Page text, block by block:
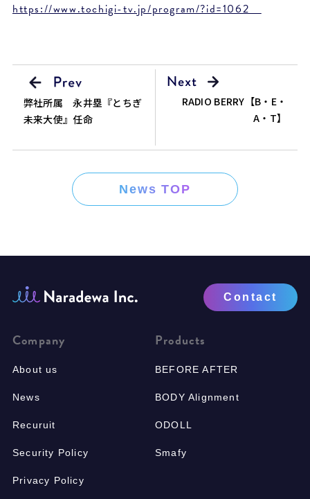
https://www.tochigi-tv.jp/program/?id=1062
弊社所属 永井塁『とちぎ
未来大使』任命
RADIO BERRY【B・E・
A・T】
News TOP
Contact
Company
About us
News
Recuruit
Security Policy
Privacy Policy
Products
BEFORE AFTER
BODY Alignment
ODOLL
Smafy